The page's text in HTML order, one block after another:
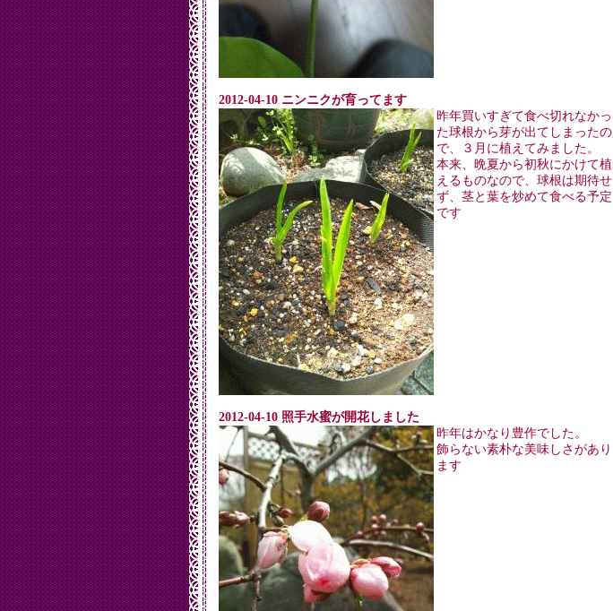
2012-04-10 ニンニクが育ってます
昨年買いすぎて食べ切れなかっ
た球根から芽が出てしまったの
で、３月に植えてみました。
本来、晩夏から初秋にかけて植
えるものなので、球根は期待せ
ず、茎と葉を炒めて食べる予定
です
2012-04-10 照手水蜜が開花しました
昨年はかなり豊作でした。
飾らない素朴な美味しさがあり
ます